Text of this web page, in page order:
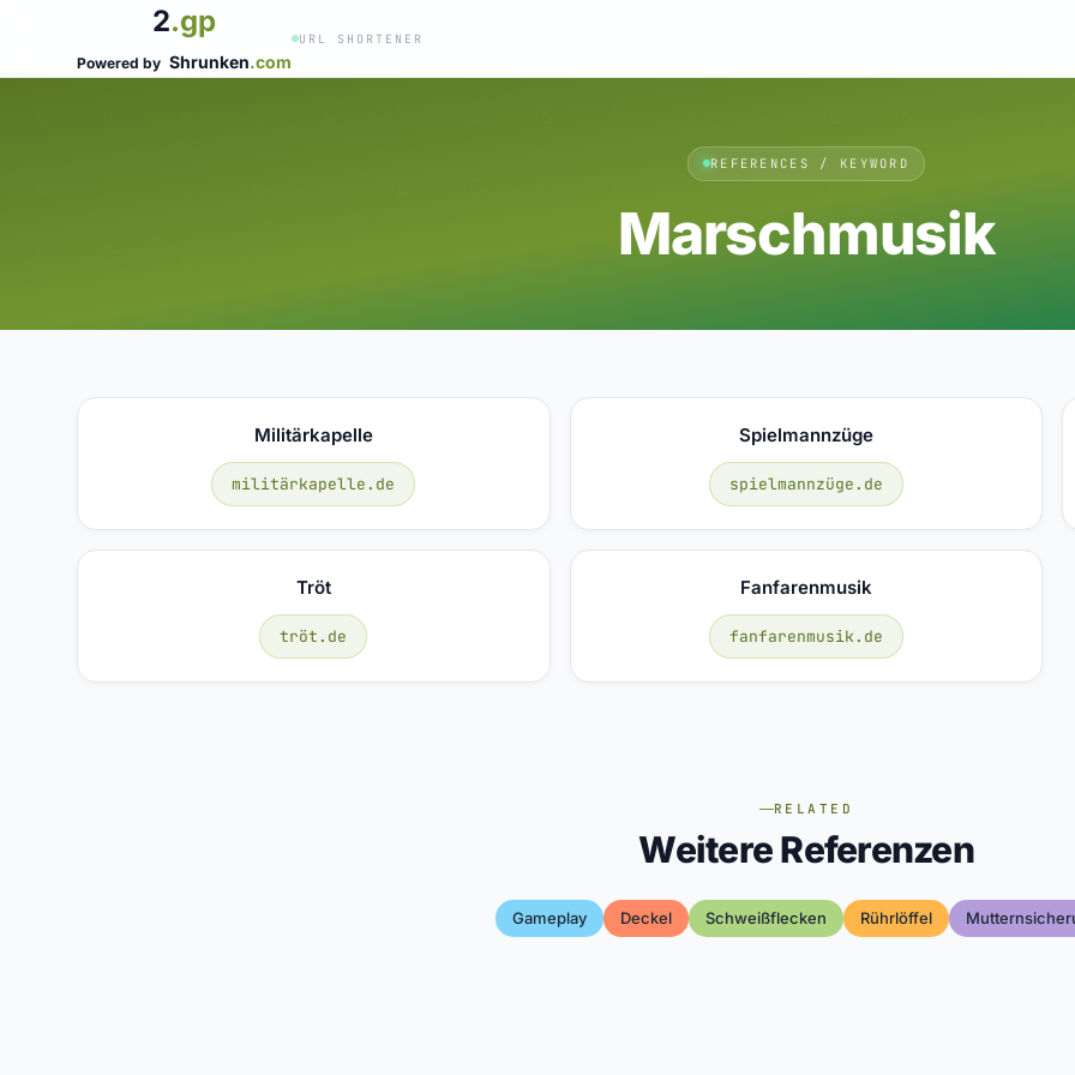
2.gp
Powered by Shrunken.com
URL SHORTENER
REFERENCES / KEYWORD
Marschmusik
Militärkapelle
militärkapelle.de
Spielmannzüge
spielmannzüge.de
Tröt
tröt.de
Fanfarenmusik
fanfarenmusik.de
RELATED
Weitere Referenzen
Gameplay Deckel Schweißflecken Rührlöffel